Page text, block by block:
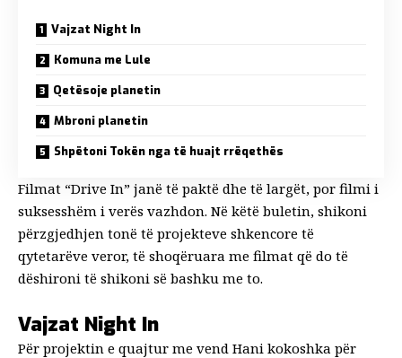
Vajzat Night In
Komuna me Lule
Qetësoje planetin
Mbroni planetin
Shpëtoni Tokën nga të huajt rrëqethës
Filmat “Drive In” janë të paktë dhe të largët, por filmi i
suksesshëm i verës vazhdon. Në këtë buletin, shikoni
përzgjedhjen tonë të projekteve shkencore të
qytetarëve veror, të shoqëruara me filmat që do të
dëshironi të shikoni së bashku me to.
Vajzat Night In
Për projektin e quajtur me vend Hani kokoshka për